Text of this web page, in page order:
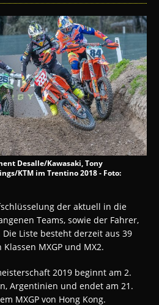
Desalle/Kawasaki, Tony
KTM im Trentino 2018 - Foto:
der aktuell in die
Teams, sowie der Fahrer,
Liste besteht derzeit aus 39
MXGP und MX2.
2019 beginnt am 2.
Argentinien und endet am 21.
MXGP von Hong Kong.